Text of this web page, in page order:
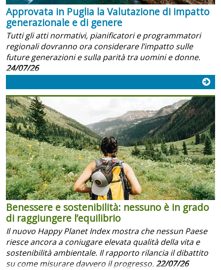
Approvata in Puglia la Valutazione di impatto
generazionale e di genere
Tutti gli atti normativi, pianificatori e programmatori
regionali dovranno ora considerare l’impatto sulle
future generazioni e sulla parità tra uomini e donne.
24/07/26
Benessere e sostenibilità: nessuno è in grado
di raggiungere l’equilibrio
Il nuovo Happy Planet Index mostra che nessun Paese
riesce ancora a coniugare elevata qualità della vita e
sostenibilità ambientale. Il rapporto rilancia il dibattito
su come misurare davvero il progresso.22/07/26